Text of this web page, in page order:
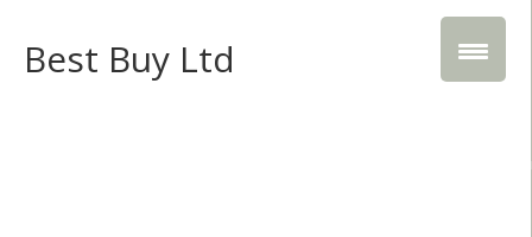
Best Buy Ltd